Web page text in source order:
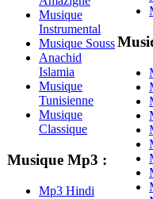
Musique
Instrumental
Musique Souss
Anachid
Islamia
Musique
Tunisienne
Musique
Classique
Musique Mp3 :
Mp3 Hindi